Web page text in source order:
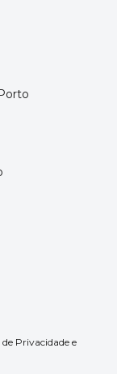
Privacidade e